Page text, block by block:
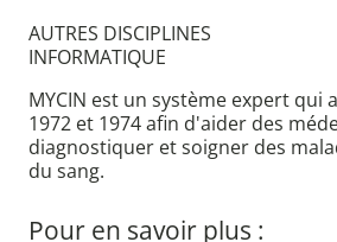
AUTRES DISCIPLINES
INFORMATIQUE
MYCIN est un système expert qui
1972 et 1974 afin d'aider des
diagnostiquer et soigner des
du sang.
Pour en savoir plus :